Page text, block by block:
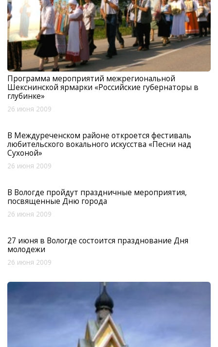
Программа мероприятий межрегиональной
Шекснинской ярмарки «Российские губернаторы в
глубинке»
26 июня 2009
В Междуреченском районе откроется фестиваль
любительского вокального искусства «Песни над
Сухоной»
26 июня 2009
В Вологде пройдут праздничные мероприятия,
посвященные Дню города
26 июня 2009
27 июня в Вологде состоится празднование Дня
молодежи
26 июня 2009